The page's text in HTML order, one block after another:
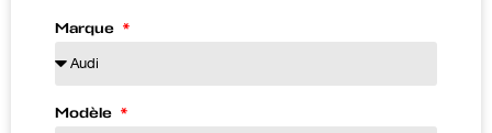
Marque
Modèle